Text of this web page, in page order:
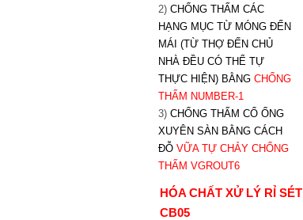
2) CHỐNG THẤM CÁC
HẠNG MỤC TỪ MÓNG ĐẾN
MÁI (TỪ THỢ ĐẾN CHỦ
NHÀ ĐỀU CÓ THỂ TỰ
THỰC HIỆN) BẰNG CHỐNG
THẤM NUMBER-1
3) CHỐNG THẤM CỔ ỐNG
XUYÊN SÀN BẰNG CÁCH
ĐỖ VỮA TỰ CHẢY CHỐNG
THẤM VGROUT6
HÓA CHẤT XỬ LÝ RỈ SÉT
CB05